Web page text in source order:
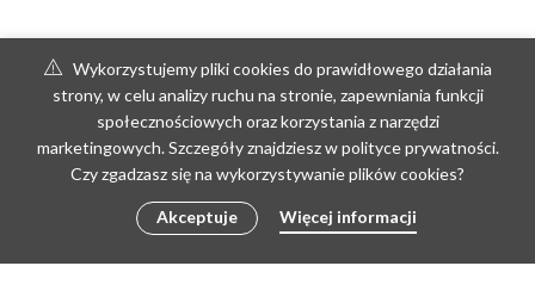
Wykorzystujemy pliki cookies do prawidłowego działania
strony, w celu analizy ruchu na stronie, zapewniania funkcji
społecznościowych oraz korzystania z narzędzi
marketingowych. Szczegóły znajdziesz w polityce prywatności.
Czy zgadzasz się na wykorzystywanie plików cookies?
Akceptuje Więcej informacji